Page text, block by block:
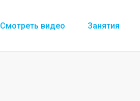
Смотреть видео Занятия